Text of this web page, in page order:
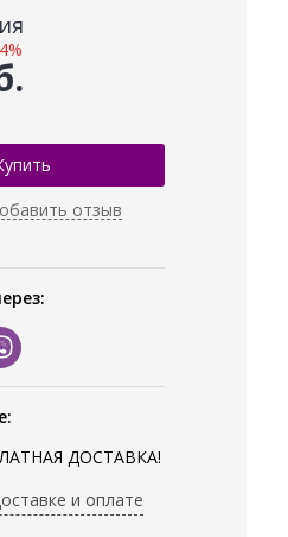
отзыв
ДОСТАВКА!
и оплате